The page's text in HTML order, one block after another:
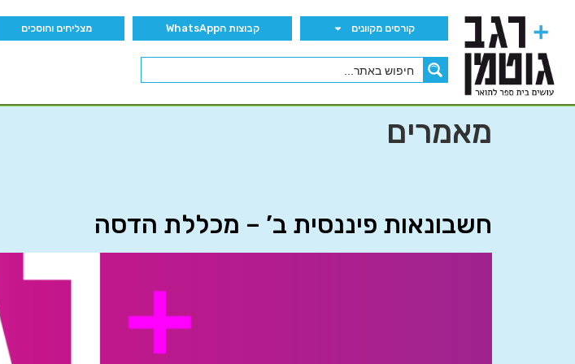
קורסים מקוונים קבוצות הWhatsApp מצליחים וחוסכים
מאמרים
חשבונאות פיננסית ב’ – מכללת הדסה